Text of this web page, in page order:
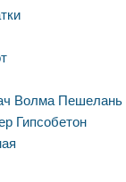
Волма Пешелань
Гипсобетон